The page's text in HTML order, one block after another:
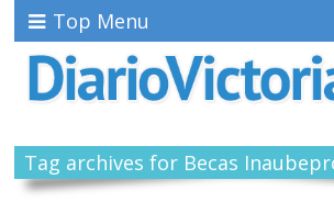
Top Menu
Tag archives for Becas